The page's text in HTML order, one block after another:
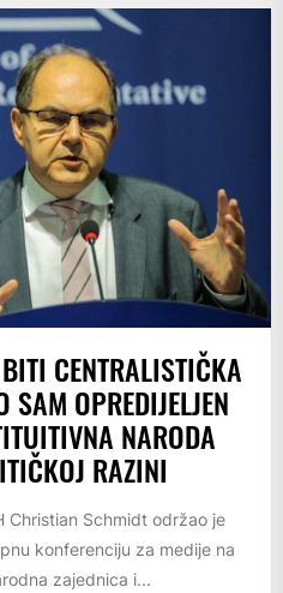
CENTRALISTIČKA
SAM OPREDIJELJEN
NARODA
RAZINI
Christian Schmidt održao je
konferenciju za medije na
zajednica i...